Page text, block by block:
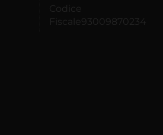
Codice
Fiscale93009870234